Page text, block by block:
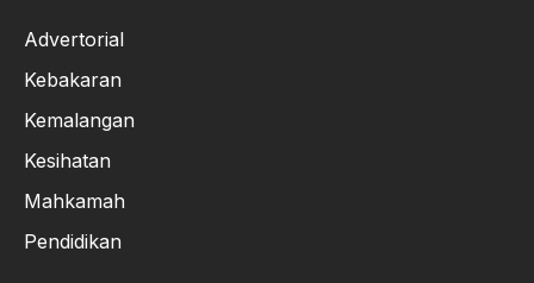
Advertorial
Kebakaran
Kemalangan
Kesihatan
Mahkamah
Pendidikan